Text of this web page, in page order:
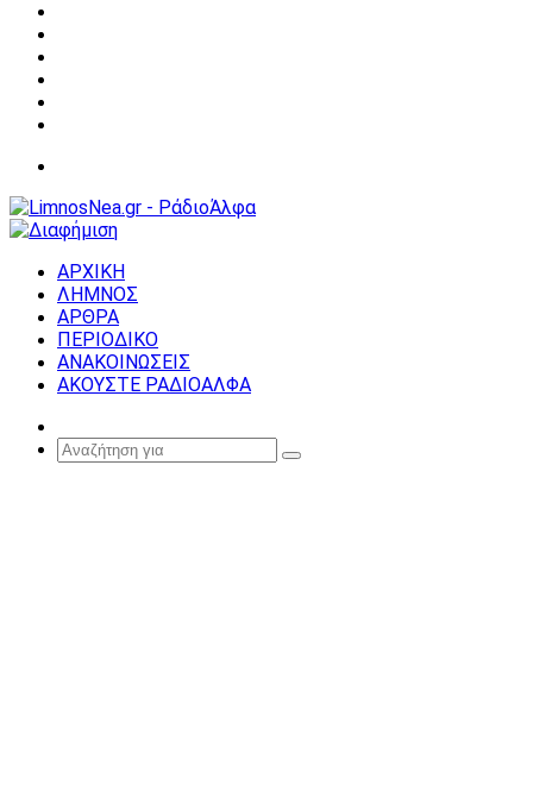
ΑΡΧΙΚΗ
ΛΗΜΝΟΣ
ΑΡΘΡΑ
ΠΕΡΙΟΔΙΚΟ
ΑΝΑΚΟΙΝΩΣΕΙΣ
ΑΚΟΥΣΤΕ ΡΑΔΙΟΑΛΦΑ
Article
Αναζήτηση